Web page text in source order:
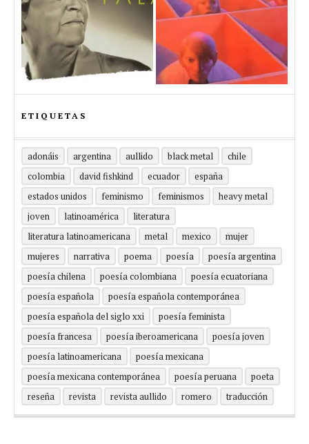
ETIQUETAS
adonáis argentina aullido black metal
chile
colombia
david fishkind ecuador
españa
estados unidos
feminismo feminismos
heavy metal
joven
latinoamérica
literatura
literatura latinoamericana
metal mexico
mujer
mujeres
narrativa poema poesía
poesía argentina
poesía chilena
poesía colombiana
poesía ecuatoriana
poesía española
poesía española contemporánea
poesía española del siglo xxi
poesía feminista
poesía francesa
poesía iberoamericana
poesía joven
poesía latinoamericana
poesía mexicana
poesía mexicana contemporánea
poesía peruana
poeta
reseña
revista revista aullido romero traducción